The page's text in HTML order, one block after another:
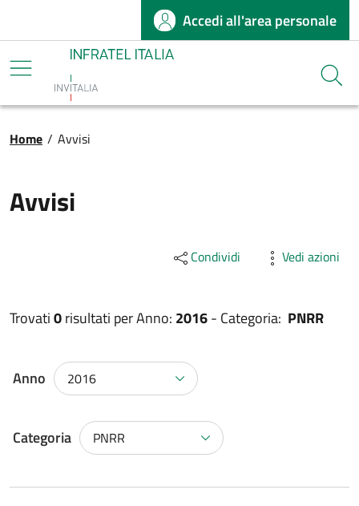
Salta al contenuto principaleAccedi all'area personale
Infratel
Briciole di pane
Home / Avvisi
Avvisi
Condividi Vedi azioni
Trovati0risultati perAnno: 2016- Categoria: PNRR
Anno 2016
Categoria PNRR